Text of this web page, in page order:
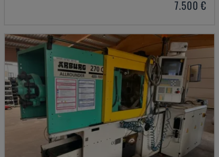
7.500 €